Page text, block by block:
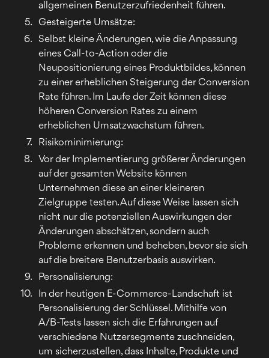
allgemeinen Benutzerzufriedenheit führen.
Gesteigerte Umsätze:
Selbst kleine Änderungen, wie die Anpassung
eines Call-to-Action oder die
Neupositionierung eines Produktbildes, können
zu einer erheblichen Steigerung der Conversion
Rate führen. Im Laufe der Zeit können diese
höheren Conversion Rates zu einem
erheblichen Umsatzwachstum führen.
Risikominimierung:
Vor der Implementierung größerer Änderungen
auf der gesamten Website können
Unternehmen diese an einer kleineren
Zielgruppe testen. Auf diese Weise lassen sich
nicht nur die potenziellen Auswirkungen der
Änderungen abschätzen, sondern auch
Probleme erkennen und beheben, bevor sie sich
auf die breitere Benutzerbasis auswirken.
Personalisierung:
In der heutigen E-Commerce-Landschaft ist
Personalisierung der Schlüssel. Mithilfe von
A/B-Tests lassen sich die Erfahrungen auf
verschiedene Nutzersegmente zuschneiden,
um sicherzustellen, dass Inhalte, Produkte und